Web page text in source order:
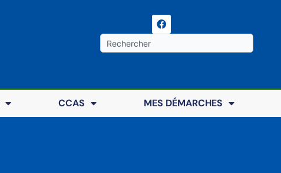
F
a
c
Rechercher
CCAS MES DÉMARCHES